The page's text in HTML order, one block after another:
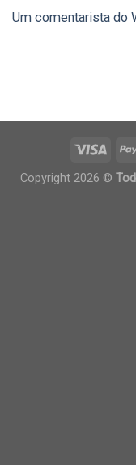
Um comentarista do
Copyright 2026 ©